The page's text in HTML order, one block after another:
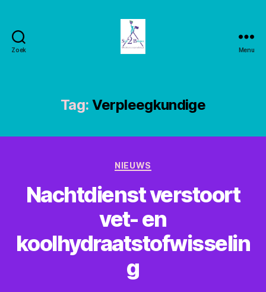
Zoek Menu
Tag: Verpleegkundige
Categorieën
NIEUWS
Nachtdienst verstoort
vet- en
koolhydraatstofwisselin
g